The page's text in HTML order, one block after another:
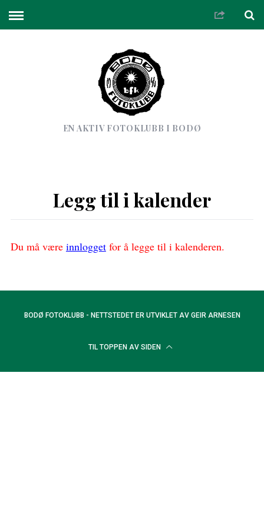
EN AKTIV FOTOKLUBB I BODØ
Legg til i kalender
Du må være innloggetfor å legge til i kalenderen.
BODØ FOTOKLUBB - NETTSTEDET ER UTVIKLET AV GEIR ARNESEN
TIL TOPPEN AV SIDEN